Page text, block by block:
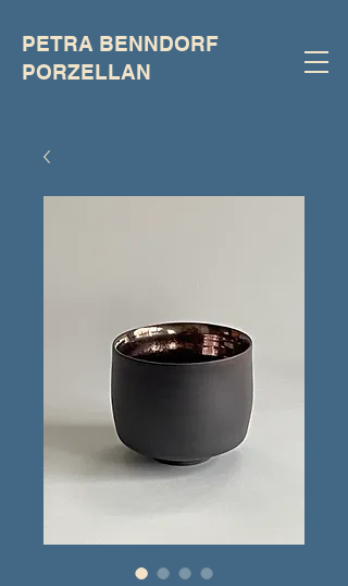
PETRA BENNDORF
PORZELLAN